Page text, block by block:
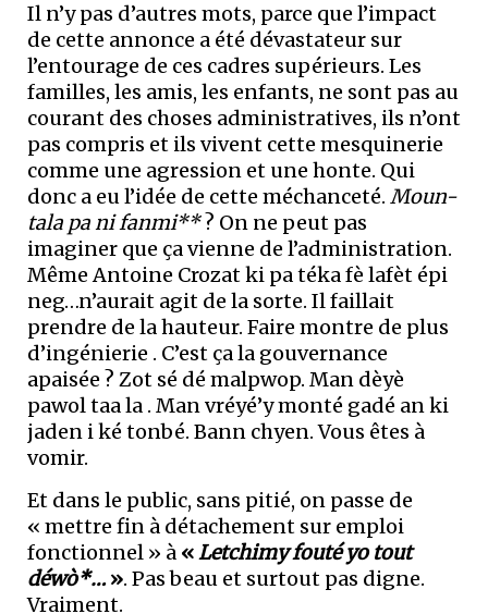
Il n’y pas d’autres mots, parce que l’impact
de cette annonce a été dévastateur sur
l’entourage de ces cadres supérieurs. Les
familles, les amis, les enfants, ne sont pas au
courant des choses administratives, ils n’ont
pas compris et ils vivent cette mesquinerie
comme une agression et une honte. Qui
donc a eu l’idée de cette méchanceté. Moun-
tala pa ni fanmi**? On ne peut pas
imaginer que ça vienne de l’administration.
Même Antoine Crozat ki pa téka fè lafèt épi
neg…n’aurait agit de la sorte. Il faillait
prendre de la hauteur. Faire montre de plus
d’ingénierie . C’est ça la gouvernance
apaisée ? Zot sé dé malpwop. Man dèyè
pawol taa la . Man vréyé’y monté gadé an ki
jaden i ké tonbé. Bann chyen. Vous êtes à
vomir.
Et dans le public, sans pitié, on passe de
« mettre fin à détachement sur emploi
fonctionnel » à «Letchimy fouté yo tout
déwò*…». Pas beau et surtout pas digne.
Vraiment.